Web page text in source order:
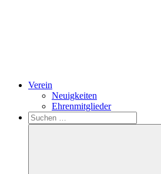
Verein
Neuigkeiten
Ehrenmitglieder
Search
Suchen
nach: